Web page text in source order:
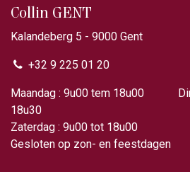
Collin GENT
Kalandeberg 5 - 9000 Gent​
+32 9 225 01 20
Maandag : 9u00 tem 18u00
18u30
Zaterdag : 9u00 tot 18u00
Gesloten op zon- en feestdagen